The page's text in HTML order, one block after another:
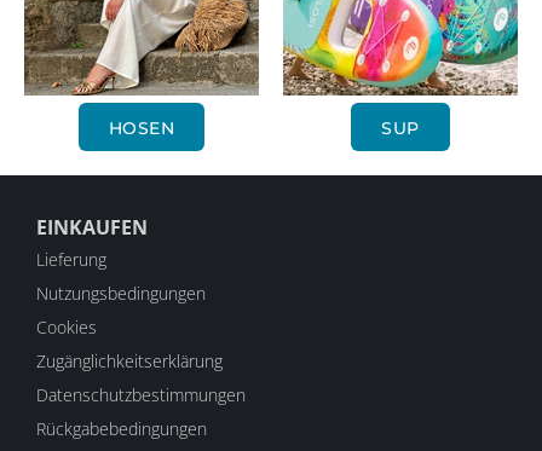
HOSEN SUP
EINKAUFEN
Lieferung
Nutzungsbedingungen
Cookies
Zugänglichkeitserklärung
Datenschutzbestimmungen
Rückgabebedingungen